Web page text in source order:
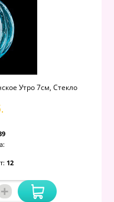
Утро 7см, Стекло
12
+